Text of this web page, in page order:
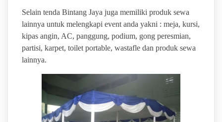
Selain tenda Bintang Jaya juga memiliki produk sewa
lainnya untuk melengkapi event anda yakni : meja, kursi,
kipas angin, AC, panggung, podium, gong peresmian,
partisi, karpet, toilet portable, wastafle dan produk sewa
lainnya.